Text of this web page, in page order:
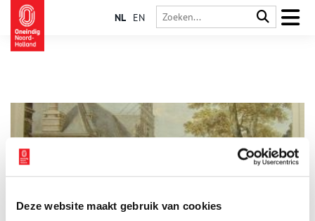
Deze website maakt gebruik van cookies
NL EN